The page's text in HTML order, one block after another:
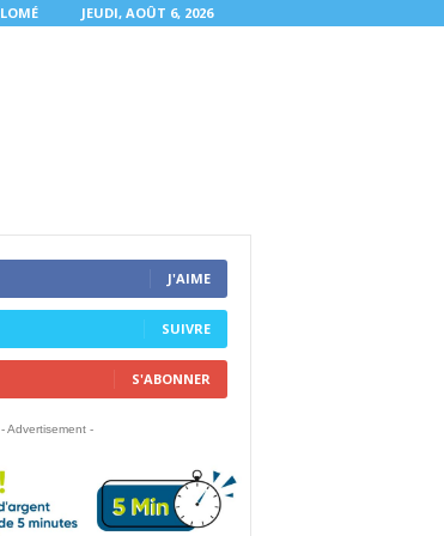
LOMÉ JEUDI, AOÛT 6, 2026
J'AIME
SUIVRE
S'ABONNER
- Advertisement -